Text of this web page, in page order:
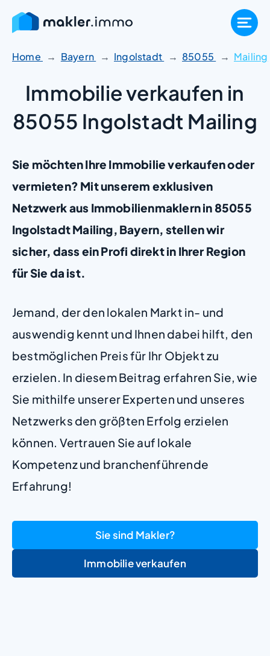
Zum
Inhalt
springen
Home Bayern Ingolstadt 85055 Mailing
Immobilie verkaufen in
85055 Ingolstadt Mailing
Sie möchten Ihre Immobilie verkaufen oder
vermieten? Mit unserem exklusiven
Netzwerk aus Immobilienmaklern in 85055
Ingolstadt Mailing, Bayern, stellen wir
sicher, dass ein Profi direkt in Ihrer Region
für Sie da ist.
Jemand, der den lokalen Markt in- und
auswendig kennt und Ihnen dabei hilft, den
bestmöglichen Preis für Ihr Objekt zu
erzielen. In diesem Beitrag erfahren Sie, wie
Sie mithilfe unserer Experten und unseres
Netzwerks den größten Erfolg erzielen
können. Vertrauen Sie auf lokale
Kompetenz und branchenführende
Erfahrung!
Sie sind Makler?
Immobilie verkaufen